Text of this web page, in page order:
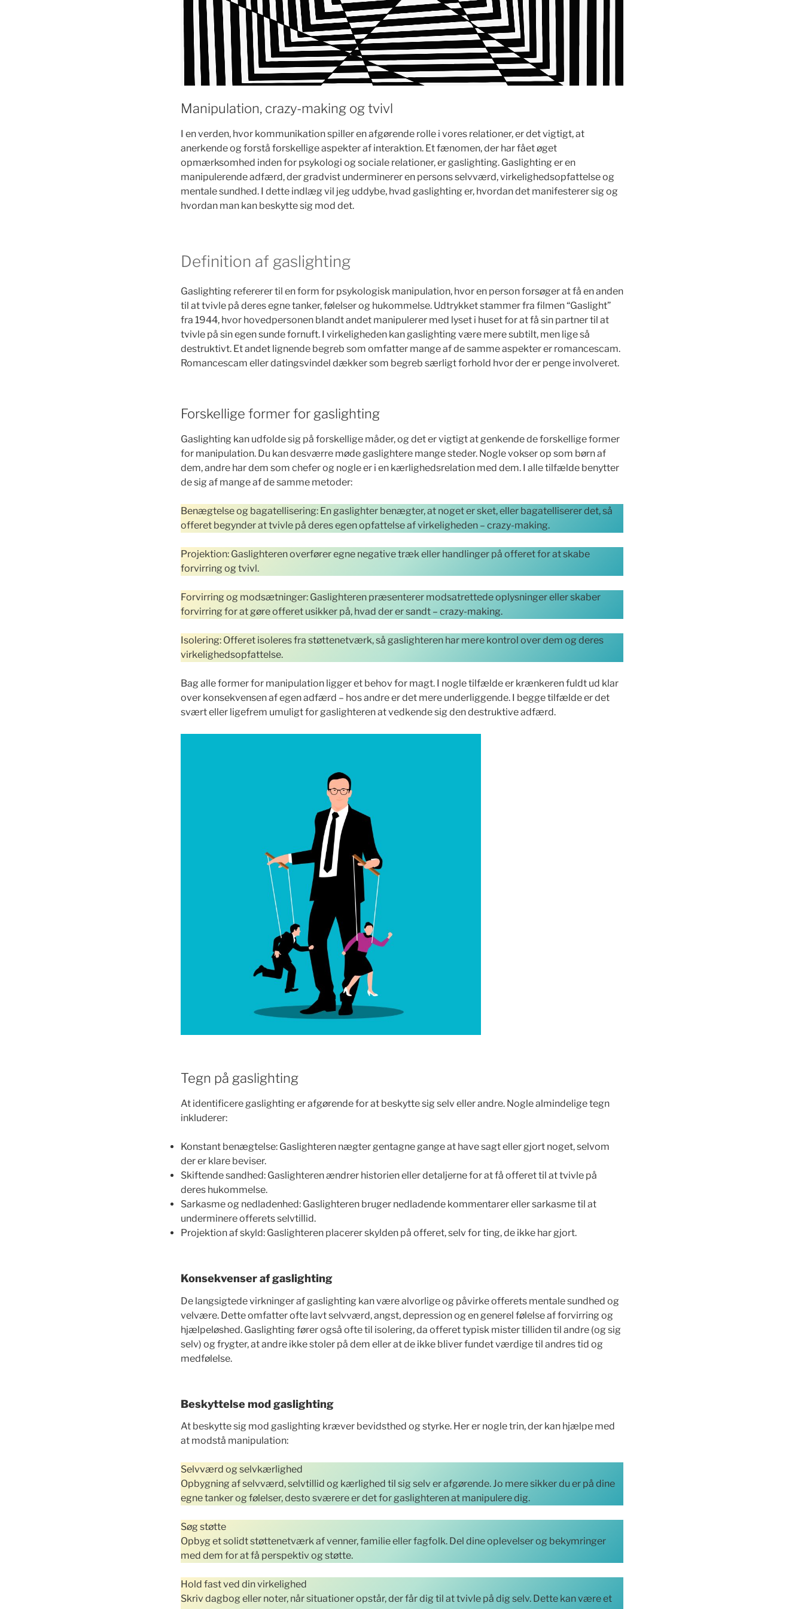
Manipulation, crazy-making og tvivl
I en verden, hvor kommunikation spiller en afgørende rolle i vores relationer, er det vigtigt, at
anerkende og forstå forskellige aspekter af interaktion. Et fænomen, der har fået øget
opmærksomhed inden for psykologi og sociale relationer, er gaslighting. Gaslighting er en
manipulerende adfærd, der gradvist underminerer en persons selvværd, virkelighedsopfattelse og
mentale sundhed. I dette indlæg vil jeg uddybe, hvad gaslighting er, hvordan det manifesterer sig og
hvordan man kan beskytte sig mod det.
Definition af gaslighting
Gaslighting refererer til en form for psykologisk manipulation, hvor en person forsøger at få en anden
til at tvivle på deres egne tanker, følelser og hukommelse. Udtrykket stammer fra filmen “Gaslight”
fra 1944, hvor hovedpersonen blandt andet manipulerer med lyset i huset for at få sin partner til at
tvivle på sin egen sunde fornuft. I virkeligheden kan gaslighting være mere subtilt, men lige så
destruktivt. Et andet lignende begreb som omfatter mange af de samme aspekter er romancescam.
Romancescam eller datingsvindel dækker som begreb særligt forhold hvor der er penge involveret.
Forskellige former for gaslighting
Gaslighting kan udfolde sig på forskellige måder, og det er vigtigt at genkende de forskellige former
for manipulation. Du kan desværre møde gaslightere mange steder. Nogle vokser op som børn af
dem, andre har dem som chefer og nogle er i en kærlighedsrelation med dem. I alle tilfælde benytter
de sig af mange af de samme metoder:
Benægtelse og bagatellisering: En gaslighter benægter, at noget er sket, eller bagatelliserer det, så
offeret begynder at tvivle på deres egen opfattelse af virkeligheden – crazy-making.
Projektion: Gaslighteren overfører egne negative træk eller handlinger på offeret for at skabe
forvirring og tvivl.
Forvirring og modsætninger: Gaslighteren præsenterer modsatrettede oplysninger eller skaber
forvirring for at gøre offeret usikker på, hvad der er sandt – crazy-making.
Isolering: Offeret isoleres fra støttenetværk, så gaslighteren har mere kontrol over dem og deres
virkelighedsopfattelse.
Bag alle former for manipulation ligger et behov for magt. I nogle tilfælde er krænkeren fuldt ud klar
over konsekvensen af egen adfærd – hos andre er det mere underliggende. I begge tilfælde er det
svært eller ligefrem umuligt for gaslighteren at vedkende sig den destruktive adfærd.
Tegn på gaslighting
At identificere gaslighting er afgørende for at beskytte sig selv eller andre. Nogle almindelige tegn
inkluderer:
Konstant benægtelse: Gaslighteren nægter gentagne gange at have sagt eller gjort noget, selvom
der er klare beviser.
Skiftende sandhed: Gaslighteren ændrer historien eller detaljerne for at få offeret til at tvivle på
deres hukommelse.
Sarkasme og nedladenhed: Gaslighteren bruger nedladende kommentarer eller sarkasme til at
underminere offerets selvtillid.
Projektion af skyld: Gaslighteren placerer skylden på offeret, selv for ting, de ikke har gjort.
Konsekvenser af gaslighting
De langsigtede virkninger af gaslighting kan være alvorlige og påvirke offerets mentale sundhed og
velvære. Dette omfatter ofte lavt selvværd, angst, depression og en generel følelse af forvirring og
hjælpeløshed. Gaslighting fører også ofte til isolering, da offeret typisk mister tilliden til andre (og sig
selv) og frygter, at andre ikke stoler på dem eller at de ikke bliver fundet værdige til andres tid og
medfølelse.
Beskyttelse mod gaslighting
At beskytte sig mod gaslighting kræver bevidsthed og styrke. Her er nogle trin, der kan hjælpe med
at modstå manipulation:
Selvværd og selvkærlighed
Opbygning af selvværd, selvtillid og kærlighed til sig selv er afgørende. Jo mere sikker du er på dine
egne tanker og følelser, desto sværere er det for gaslighteren at manipulere dig.
Søg støtte
Opbyg et solidt støttenetværk af venner, familie eller fagfolk. Del dine oplevelser og bekymringer
med dem for at få perspektiv og støtte.
Hold fast ved din virkelighed
Skriv dagbog eller noter, når situationer opstår, der får dig til at tvivle på dig selv. Dette kan være et